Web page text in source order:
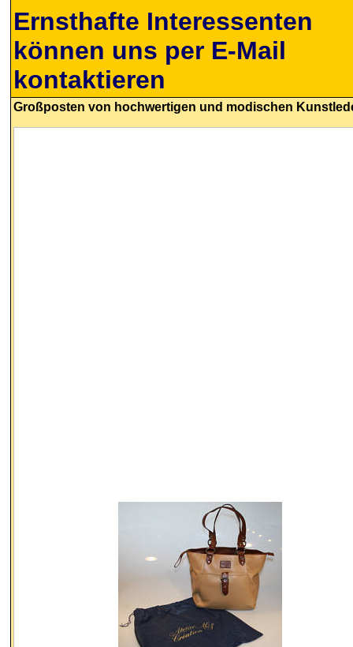
Ernsthafte Interessenten
können uns per E-Mail
kontaktieren
Großposten von hochwertigen und modischen